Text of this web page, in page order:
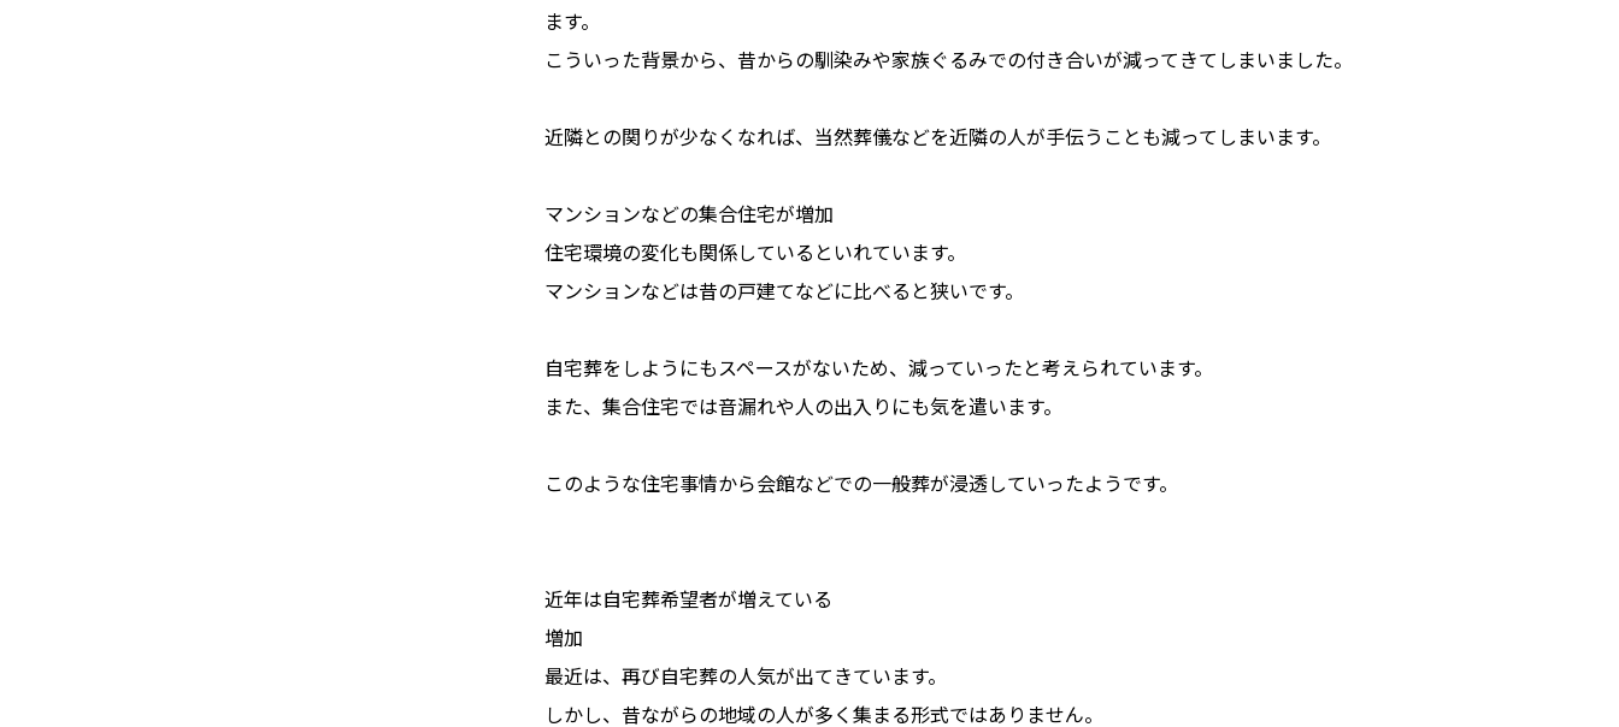
ます。
こういった背景から、昔からの馴染みや家族ぐるみでの付き合いが減ってきてしまいました。
近隣との関りが少なくなれば、当然葬儀などを近隣の人が手伝うことも減ってしまいます。
マンションなどの集合住宅が増加
住宅環境の変化も関係しているといれています。
マンションなどは昔の戸建てなどに比べると狭いです。
自宅葬をしようにもスペースがないため、減っていったと考えられています。
また、集合住宅では音漏れや人の出入りにも気を遣います。
このような住宅事情から会館などでの一般葬が浸透していったようです。
近年は自宅葬希望者が増えている
増加
最近は、再び自宅葬の人気が出てきています。
しかし、昔ながらの地域の人が多く集まる形式ではありません。